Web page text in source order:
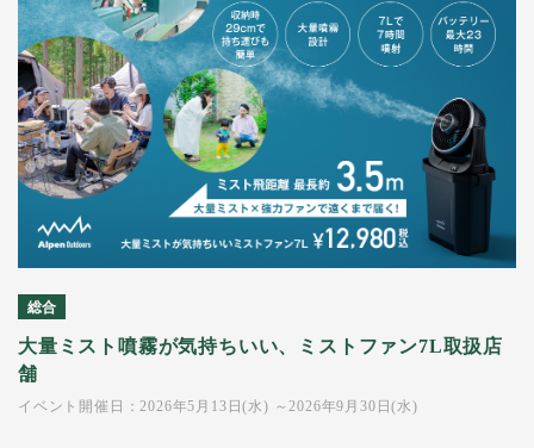
総合
大量ミスト噴霧が気持ちいい、ミストファン7L取扱店
舗
イベント開催日：2026年5月13日(水) ～2026年9月30日(水)